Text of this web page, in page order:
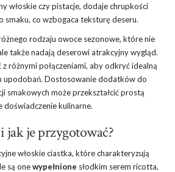
włoskieczy pistacje, dodaje chrupkości
smaku, co wzbogaca teksturę deseru.
rodzaju owoce sezonowe, które nie
także nadają deserowi atrakcyjny wygląd.
różnymi połączeniami, aby odkryć idealną
upodobań. Dostosowanie dodatków do
smakowych może przekształcić prostą
kulinarne.
jak je przygotować?
włoskie ciastka, które charakteryzują
są onewypełnione słodkim serem ricotta,